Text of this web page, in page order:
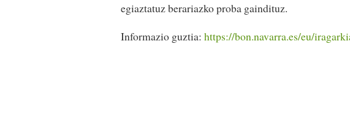
egiaztatuz berariazko proba gaindituz.
Informazio guztia: https://bon.navarra.es/eu/